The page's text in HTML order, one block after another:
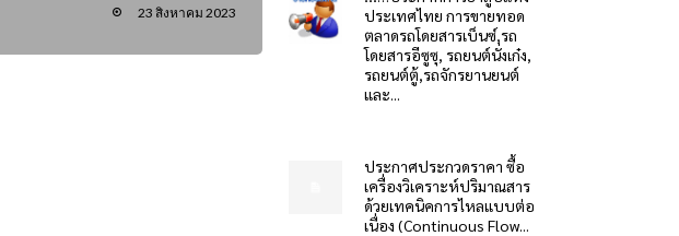
23 สิงหาคม 2023
ประเทศไทย การขายทอด
ตลาดรถโดยสารเบ็นซ์,รถ
โดยสารอีซูซุ, รถยนต์นั่งเก๋ง,
รถยนต์ตู้,รถจักรยานยนต์
และ...
ประกาศประกวดราคา ซื้อ
เครื่องวิเคราะห์ปริมาณสาร
ด้วยเทคนิคการไหลแบบต่อ
เนื่อง (Continuous Flow...